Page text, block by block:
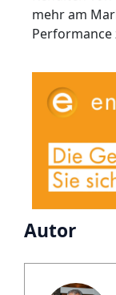
mehr am
Performance
Autor